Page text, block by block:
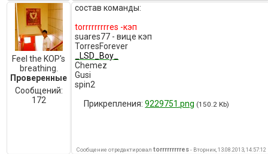
Feel the KOP's
breathing.
Проверенные
Сообщений:
172
состав команды:
torrrrrrrrres -кэп
suares77 - вице кэп
TorresForever
_LSD_Boy_
Chemez
Gusi
spin2
Прикрепления:9229751.png (150.2 Kb)
Сообщение отредактировалtorrrrrrrrres- Вторник, 13.08.2013, 14:57:12